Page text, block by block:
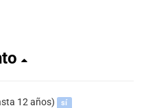
12 años) sí